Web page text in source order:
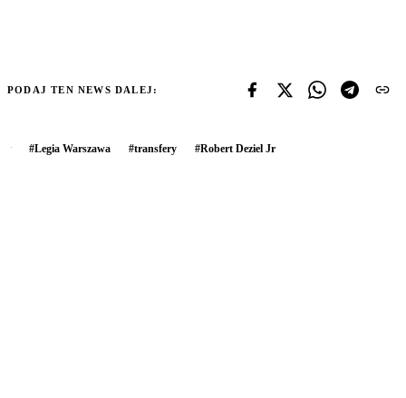
PODAJ TEN NEWS DALEJ:
#Legia Warszawa #transfery #Robert Deziel Jr